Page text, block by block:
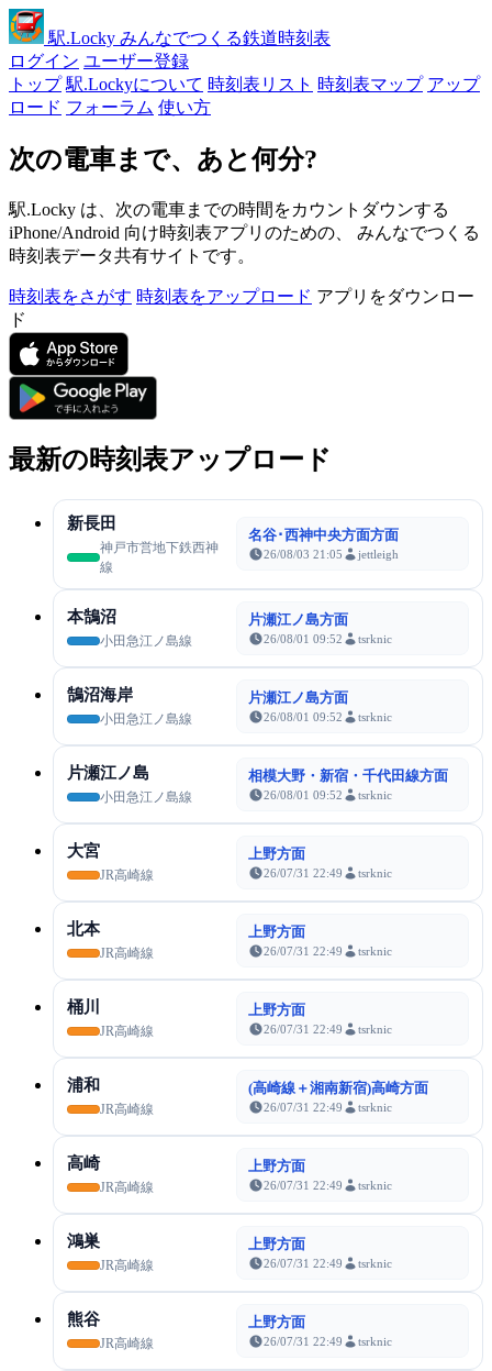
駅.Locky みんなでつくる鉄道時刻表
ログイン ユーザー登録
トップ 駅.Lockyについて 時刻表リスト 時刻表マップ アップ
ロード フォーラム 使い方
次の電車まで、あと何分?
駅.Locky は、次の電車までの時間をカウントダウンする
iPhone/Android 向け時刻表アプリのための、 みんなでつくる
時刻表データ共有サイトです。
時刻表をさがす 時刻表をアップロード アプリをダウンロー
ド
最新の時刻表アップロード
新長田
神戸市営地下鉄西神
線
名谷･西神中央方面方面
26/08/03 21:05 jettleigh
本鵠沼
小田急江ノ島線
片瀬江ノ島方面
26/08/01 09:52 tsrknic
鵠沼海岸
小田急江ノ島線
片瀬江ノ島方面
26/08/01 09:52 tsrknic
片瀬江ノ島
小田急江ノ島線
相模大野・新宿・千代田線方面
26/08/01 09:52 tsrknic
大宮
JR高崎線
上野方面
26/07/31 22:49 tsrknic
北本
JR高崎線
上野方面
26/07/31 22:49 tsrknic
桶川
JR高崎線
上野方面
26/07/31 22:49 tsrknic
浦和
JR高崎線
(高崎線＋湘南新宿)高崎方面
26/07/31 22:49 tsrknic
高崎
JR高崎線
上野方面
26/07/31 22:49 tsrknic
鴻巣
JR高崎線
上野方面
26/07/31 22:49 tsrknic
熊谷
JR高崎線
上野方面
26/07/31 22:49 tsrknic